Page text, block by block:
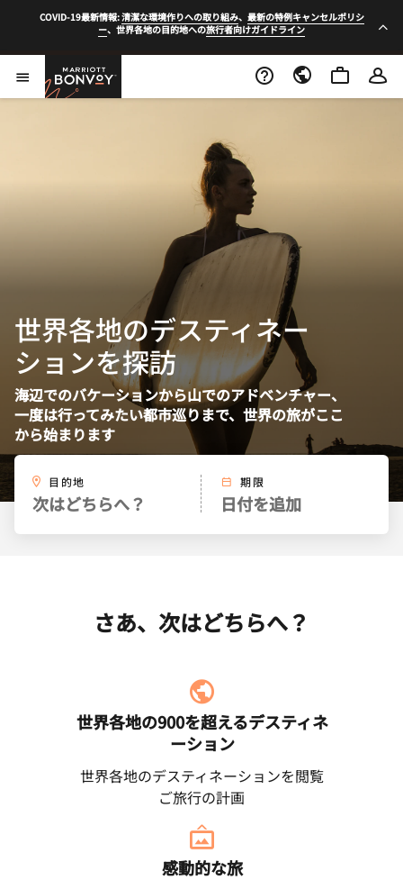
コンテンツに移動する
COVID-19最新情報:清潔な環境作りへの取り組み、 最新の特例キャンセルポリシ
ー、世界各地の目的地への旅行者向けガイドライン
メニューを開く
Marriott Bonvoy
世界各地のデスティネー
ションを探訪
海辺でのバケーションから山でのアドベンチャー、
一度は行ってみたい都市巡りまで、世界の旅がここ
から始まります
目的地
次はどちらへ？
期限
日付を追加
さあ、次はどちらへ？
世界各地の900を超えるデスティネ
ーション
世界各地のデスティネーションを閲覧
ご旅行の計画
感動的な旅